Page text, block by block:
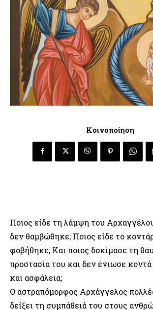
Κοινοποίηση
Ποιος είδε τη λάμψη του
δεν θαμβώθηκε; Ποιος είδε το
φοβήθηκε; Και ποιος δοκίμασε τη
προστασία του και δεν ένιωσε
και ασφάλεια;
Ο αστραπόμορφος Αρχάγγελος
δείξει τη συμπάθειά του στους